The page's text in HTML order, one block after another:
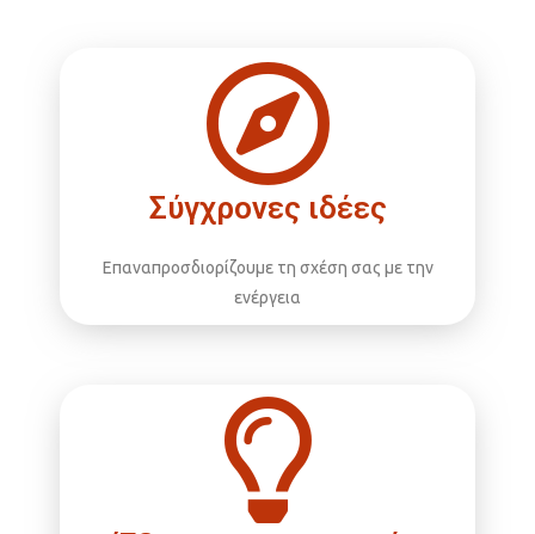
Σύγχρονες ιδέες
Επαναπροσδιορίζουμε τη σχέση σας με την
ενέργεια